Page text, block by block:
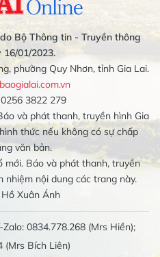
Bộ Thông tin - Truyền thông
01/2023.
phường Quy Nhơn, tỉnh Gia Lai.
0256 3822 279
và phát thanh, truyền hình Gia
thức nếu không có sự chấp
văn bản.
mới. Báo và phát thanh, truyền
nhiệm nội dung các trang này.
Xuân Ánh
0834.778.268 (Mrs Hiền);
(Mrs Bích Liên)